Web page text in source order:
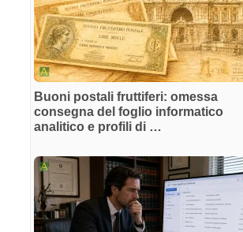
Buoni postali fruttiferi: omessa
consegna del foglio informatico
analitico e profili di …